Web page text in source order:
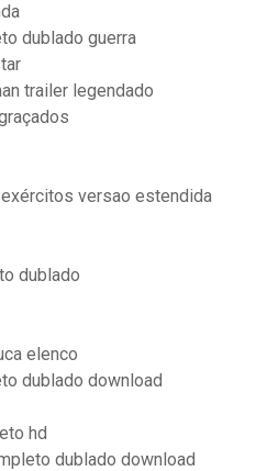
dublado guerra
trailer legendado
versao estendida
dublado
elenco
dublado download
hd
dublado download